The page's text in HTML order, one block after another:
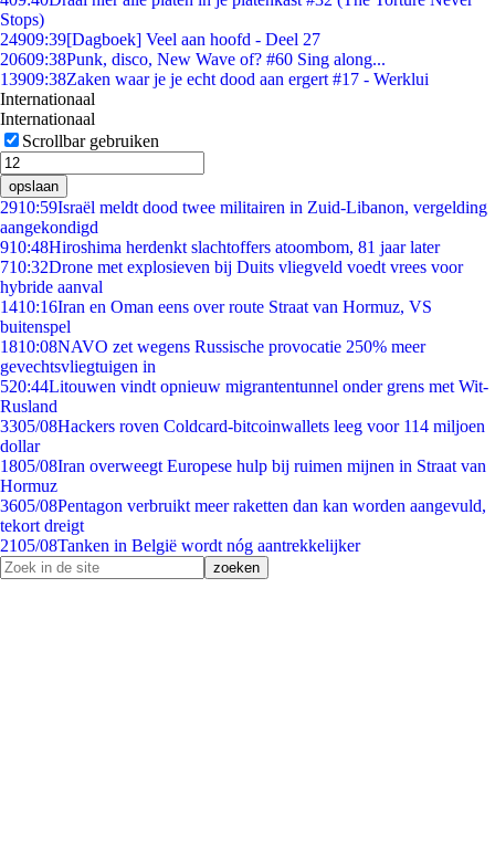
Stops)
24909:39[Dagboek] Veel aan hoofd - Deel 27
20609:38Punk, disco, New Wave of? #60 Sing along...
13909:38Zaken waar je je echt dood aan ergert #17 - Werklui
Internationaal
Internationaal
Scrollbar gebruiken
opslaan
2910:59Israël meldt dood twee militairen in Zuid-Libanon, vergelding
aangekondigd
910:48Hiroshima herdenkt slachtoffers atoombom, 81 jaar later
710:32Drone met explosieven bij Duits vliegveld voedt vrees voor
hybride aanval
1410:16Iran en Oman eens over route Straat van Hormuz, VS
buitenspel
1810:08NAVO zet wegens Russische provocatie 250% meer
gevechtsvliegtuigen in
520:44Litouwen vindt opnieuw migrantentunnel onder grens met Wit-
Rusland
3305/08Hackers roven Coldcard-bitcoinwallets leeg voor 114 miljoen
dollar
1805/08Iran overweegt Europese hulp bij ruimen mijnen in Straat van
Hormuz
3605/08Pentagon verbruikt meer raketten dan kan worden aangevuld,
tekort dreigt
2105/08Tanken in België wordt nóg aantrekkelijker